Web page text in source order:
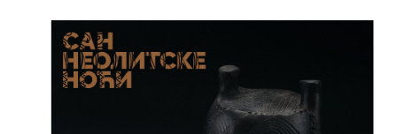
Публикације
Сарађуј са нама